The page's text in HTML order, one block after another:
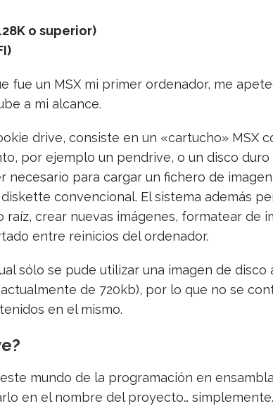
o superior)
fue un MSX mi primer ordenador, me
a mi alcance.
drive, consiste en un «cartucho» MSX
por ejemplo un pendrive, o un disco
necesario para cargar un fichero de
convencional. El sistema además
crear nuevas imágenes, formatear de
entre reinicios del ordenador.
sólo se pude utilizar una imagen de disco
de 720kb), por lo que no se
en el mismo.
mundo de la programación en
en el nombre del proyecto… simplemente.